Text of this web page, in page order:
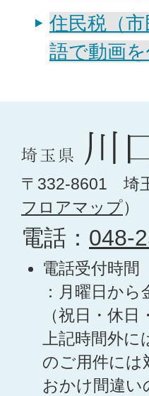
住民税（
語で動画
〒332-8601 埼
フロアマップ）
電話： 048-
電話受付時間
：月曜日か
（祝日・休日
上記時間外に
のご用件には
おかけ間違い